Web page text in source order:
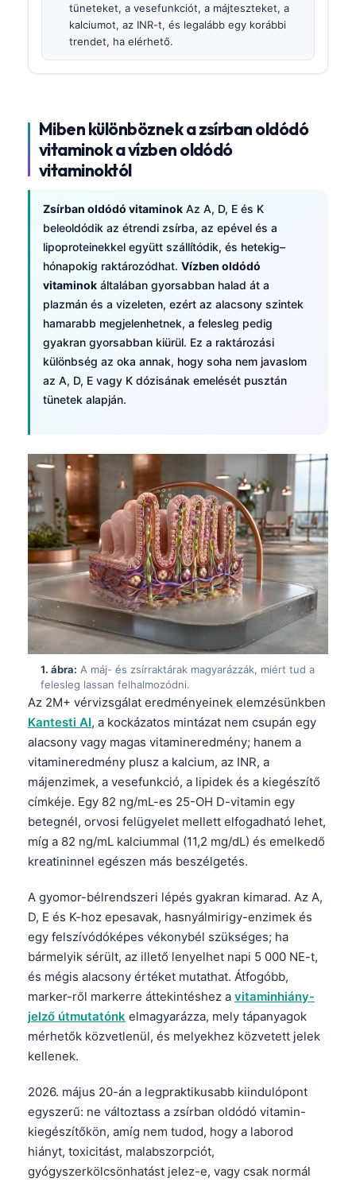
tüneteket, a vesefunkciót, a májteszteket, a
kalciumot, az INR-t, és legalább egy korábbi
trendet, ha elérhető.
Miben különböznek a zsírban oldódó
vitaminok a vízben oldódó
vitaminoktól
Zsírban oldódó vitaminok Az A, D, E és K
beleoldódik az étrendi zsírba, az epével és a
lipoproteinekkel együtt szállítódik, és hetekig–
hónapokig raktározódhat. Vízben oldódó
vitaminok általában gyorsabban halad át a
plazmán és a vizeleten, ezért az alacsony szintek
hamarabb megjelenhetnek, a felesleg pedig
gyakran gyorsabban kiürül. Ez a raktározási
különbség az oka annak, hogy soha nem javaslom
az A, D, E vagy K dózisának emelését pusztán
tünetek alapján.
1. ábra: A máj- és zsírraktárak magyarázzák, miért tud a
felesleg lassan felhalmozódni.
Az 2M+ vérvizsgálat eredményeinek elemzésünkben
Kantesti AI, a kockázatos mintázat nem csupán egy
alacsony vagy magas vitamineredmény; hanem a
vitamineredmény plusz a kalcium, az INR, a
májenzimek, a vesefunkció, a lipidek és a kiegészítő
címkéje. Egy 82 ng/mL-es 25-OH D-vitamin egy
betegnél, orvosi felügyelet mellett elfogadható lehet,
míg a 82 ng/mL kalciummal (11,2 mg/dL) és emelkedő
kreatininnel egészen más beszélgetés.
A gyomor-bélrendszeri lépés gyakran kimarad. Az A,
D, E és K-hoz epesavak, hasnyálmirigy-enzimek és
egy felszívódóképes vékonybél szükséges; ha
bármelyik sérült, az illető lenyelhet napi 5 000 NE-t,
és mégis alacsony értéket mutathat. Átfogóbb,
marker-ről markerre áttekintéshez a vitaminhiány-
jelző útmutatónk elmagyarázza, mely tápanyagok
mérhetők közvetlenül, és melyekhez közvetett jelek
kellenek.
2026. május 20-án a legpraktikusabb kiindulópont
egyszerű: ne változtass a zsírban oldódó vitamin-
kiegészítőkön, amíg nem tudod, hogy a laborod
hiányt, toxicitást, malabszorpciót,
gyógyszerkölcsönhatást jelez-e, vagy csak normál